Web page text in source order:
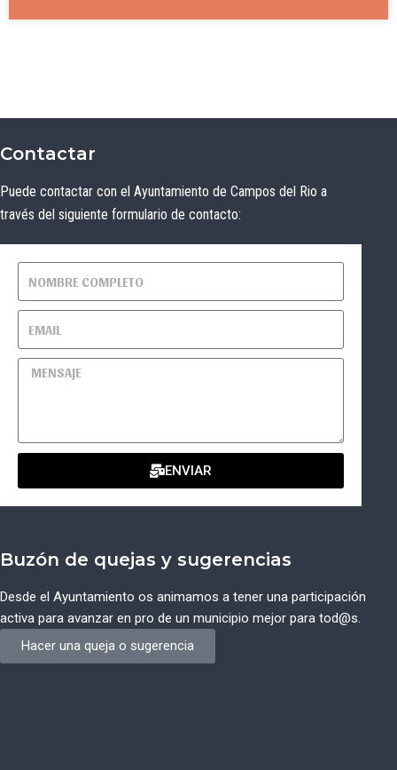
Contactar
Puede contactar con el Ayuntamiento de Campos del Rio a
través del siguiente formulario de contacto:
ENVIAR
Buzón de quejas y sugerencias
Desde el Ayuntamiento os animamos a tener una participación
activa para avanzar en pro de un municipio mejor para tod@s.
Hacer una queja o sugerencia